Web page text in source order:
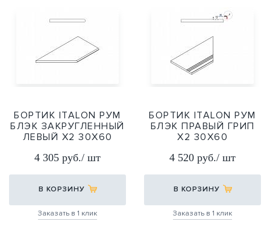
БОРТИК ITALON РУМ
БЛЭК ЗАКРУГЛЕННЫЙ
ЛЕВЫЙ Х2 30Х60
4 305 руб./ шт
В КОРЗИНУ
Заказать в 1 клик
БОРТИК ITALON РУМ
БЛЭК ПРАВЫЙ ГРИП
Х2 30Х60
4 520 руб./ шт
В КОРЗИНУ
Заказать в 1 клик